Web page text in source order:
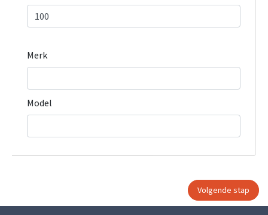
Merk
Model